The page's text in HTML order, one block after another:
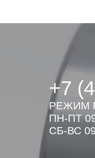
+7
РЕЖИМ
ПН-ПТ
СБ-ВС